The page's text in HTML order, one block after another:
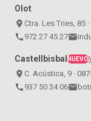
Olot
place Ctra. Les Tries, 85
call 972 27 45 27email
Castellbisbal NUEVO
place C. Acústica, 9 ·
call 937 50 34 06email